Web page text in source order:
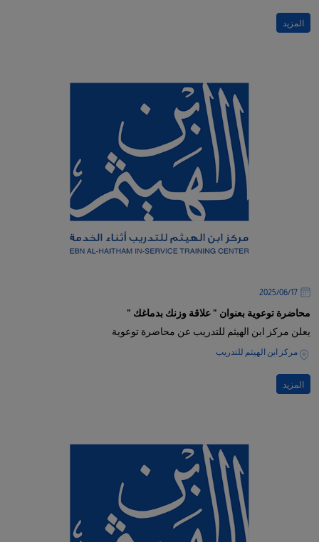
المزيد
17‏/06‏/2025
محاضرة توعوية بعنوان " علاقة وزنك بدماغك "
يعلن مركز ابن الهيثم للتدريب عن محاضرة توعوية
مركز ابن الهيثم للتدريب
المزيد